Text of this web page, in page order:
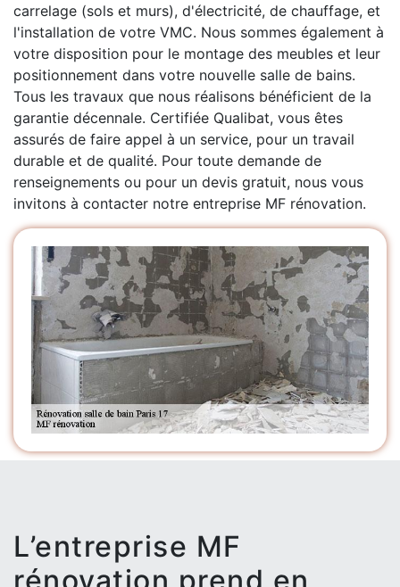
carrelage (sols et murs), d'électricité, de chauffage, et
l'installation de votre VMC. Nous sommes également à
votre disposition pour le montage des meubles et leur
positionnement dans votre nouvelle salle de bains.
Tous les travaux que nous réalisons bénéficient de la
garantie décennale. Certifiée Qualibat, vous êtes
assurés de faire appel à un service, pour un travail
durable et de qualité. Pour toute demande de
renseignements ou pour un devis gratuit, nous vous
invitons à contacter notre entreprise MF rénovation.
L’entreprise MF